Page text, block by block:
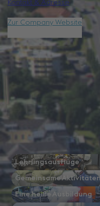
Kontakt & Adresse
Zur Company Website
>Österreich >
Einblicke
Lehrlingsausflüge
Gemeinsame Aktivitäten
Eine heiße Ausbildung